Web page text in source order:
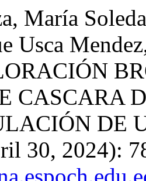
María
Usca
CASCARA
DE
30, 2024):